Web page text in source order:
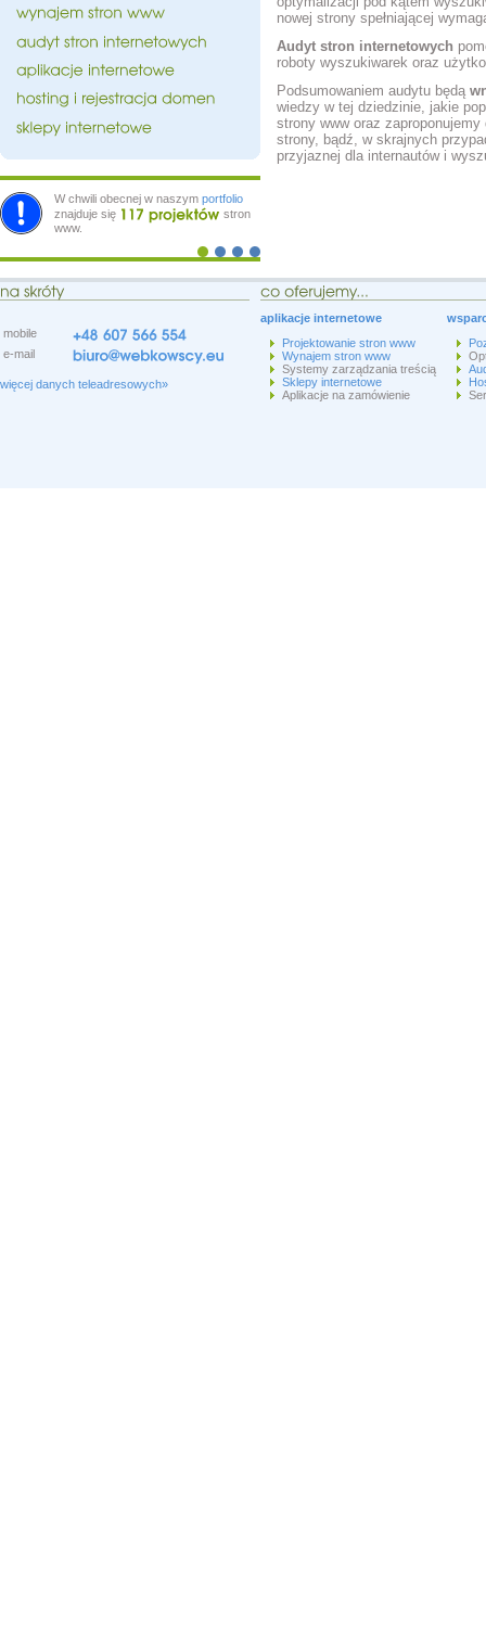
W chwili obecnej w naszym portfolio
znajduje się
stron
www.
nowej strony spełniającej
Audyt stron internetowych
roboty wyszukiwarek oraz
Podsumowaniem audytu będą
wiedzy w tej dziedzinie, jakie
strony www oraz
strony, bądź, w skrajnych
przyjaznej dla internautów i
mobile
e-mail
więcej danych teleadresowych»
aplikacje internetowe
Projektowanie stron www
Wynajem stron www
Systemy zarządzania treścią
Sklepy internetowe
Aplikacje na zamówienie